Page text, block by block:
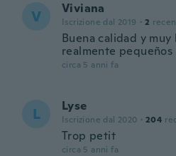
V Viviana
Iscrizione dal 2019 · 2
Buena calidad y
realmente pequeños
circa 5 anni fa
L Lyse
Iscrizione dal 2020 · 204
Trop petit
circa 5 anni fa